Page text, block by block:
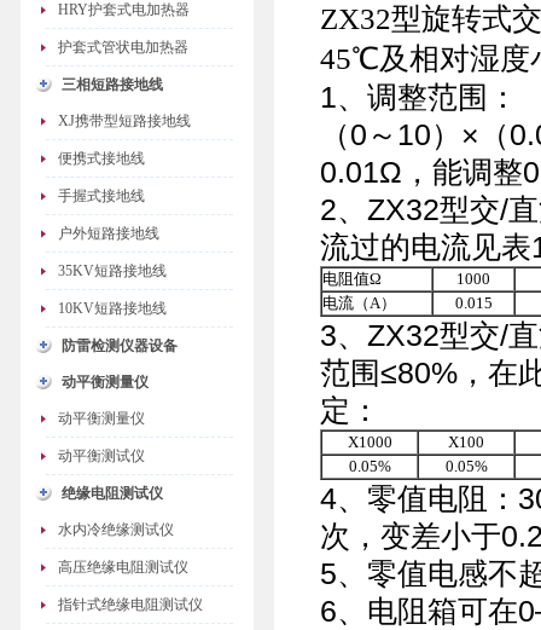
HRY护套式电加热器
护套式管状电加热器
三相短路接地线
XJ携带型短路接地线
便携式接地线
手握式接地线
户外短路接地线
35KV短路接地线
10KV短路接地线
防雷检测仪器设备
动平衡测量仪
动平衡测量仪
动平衡测试仪
绝缘电阻测试仪
水内冷绝缘测试仪
高压绝缘电阻测试仪
指针式绝缘电阻测试仪
ZX32型旋转式
45℃及相对湿度
1、调整范围：
（0～10）×（
0.01Ω，能调整
2、ZX32型交/
流过的电流见表
电阻值Ω
1000
电流（A）
0.015
3、ZX32型交/
范围≤80%，在
定：
X1000
X100
0.05%
0.05%
4、零值电阻：
次，变差小于
5、零值电感不
6、电阻箱可在